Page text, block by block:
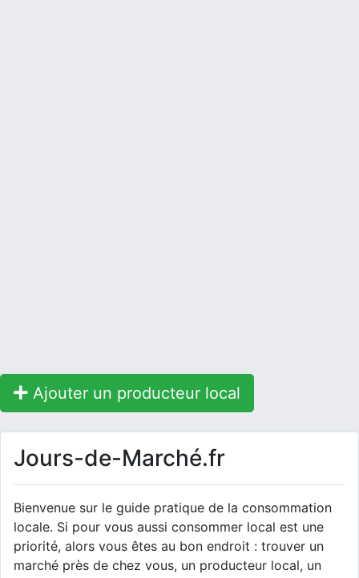
Ajouter un producteur local
Jours-de-Marché.fr
Bienvenue sur le guide pratique de la consommation
locale. Si pour vous aussi consommer local est une
priorité, alors vous êtes au bon endroit : trouver un
marché près de chez vous, un producteur local, un